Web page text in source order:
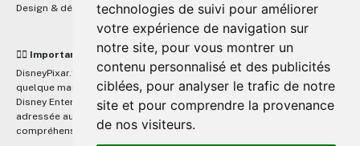
technologies de suivi pour améliorer
votre expérience de navigation sur
notre site, pour vous montrer un
contenu personnalisé et des publicités
ciblées, pour analyser le trafic de notre
site et pour comprendre la provenance
de nos visiteurs.
Design & développement :MonsieurPaul
☝🏼 Important
DisneyPixar.fr est un site indépendant et n'est en aucun cas lié de
quelque manière que ce soit avec The Walt Disney Company, Pixar,
Disney Enterprises, Inc ou leurs dérivés ou associés. Toute demande
adressée aux studios Disney ou Pixar sera ignorée. Merci de votre
compréhension.